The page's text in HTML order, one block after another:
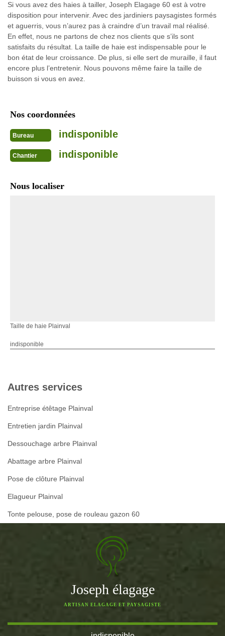
Si vous avez des haies à tailler, Joseph Elagage 60 est à votre
disposition pour intervenir. Avec des jardiniers paysagistes formés
et aguerris, vous n’aurez pas à craindre d’un travail mal réalisé.
En effet, nous ne partons de chez nos clients que s’ils sont
satisfaits du résultat. La taille de haie est indispensable pour le
bon état de leur croissance. De plus, si elle sert de muraille, il faut
encore plus l’entretenir. Nous pouvons même faire la taille de
buisson si vous en avez.
Nos coordonnées
Bureau indisponible
Chantier indisponible
Nous localiser
Taille de haie Plainval
indisponible
Autres services
Entreprise étêtage Plainval
Entretien jardin Plainval
Dessouchage arbre Plainval
Abattage arbre Plainval
Pose de clôture Plainval
Elagueur Plainval
Tonte pelouse, pose de rouleau gazon 60
Joseph élagage
ARTISAN ELAGAGE ET PAYSAGISTE